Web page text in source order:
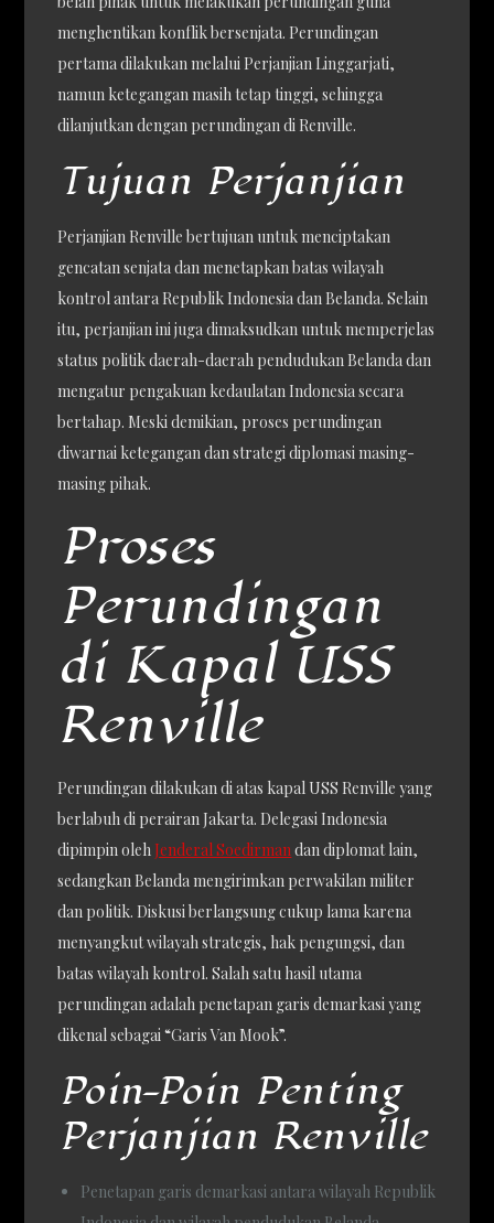
menghentikan konflik bersenjata. Perundingan
pertama dilakukan melalui Perjanjian Linggarjati,
namun ketegangan masih tetap tinggi, sehingga
dilanjutkan dengan perundingan di Renville.
Tujuan Perjanjian
Perjanjian Renville bertujuan untuk menciptakan
gencatan senjata dan menetapkan batas wilayah
kontrol antara Republik Indonesia dan Belanda. Selain
itu, perjanjian ini juga dimaksudkan untuk memperjelas
status politik daerah-daerah pendudukan Belanda dan
mengatur pengakuan kedaulatan Indonesia secara
bertahap. Meski demikian, proses perundingan
diwarnai ketegangan dan strategi diplomasi masing-
masing pihak.
Proses
Perundingan
di Kapal USS
Renville
Perundingan dilakukan di atas kapal USS Renville yang
berlabuh di perairan Jakarta. Delegasi Indonesia
dipimpin oleh Jenderal Soedirmandan diplomat lain,
sedangkan Belanda mengirimkan perwakilan militer
dan politik. Diskusi berlangsung cukup lama karena
menyangkut wilayah strategis, hak pengungsi, dan
batas wilayah kontrol. Salah satu hasil utama
perundingan adalah penetapan garis demarkasi yang
dikenal sebagai “Garis Van Mook”.
Poin-Poin Penting
Perjanjian Renville
Penetapan garis demarkasi antara wilayah Republik